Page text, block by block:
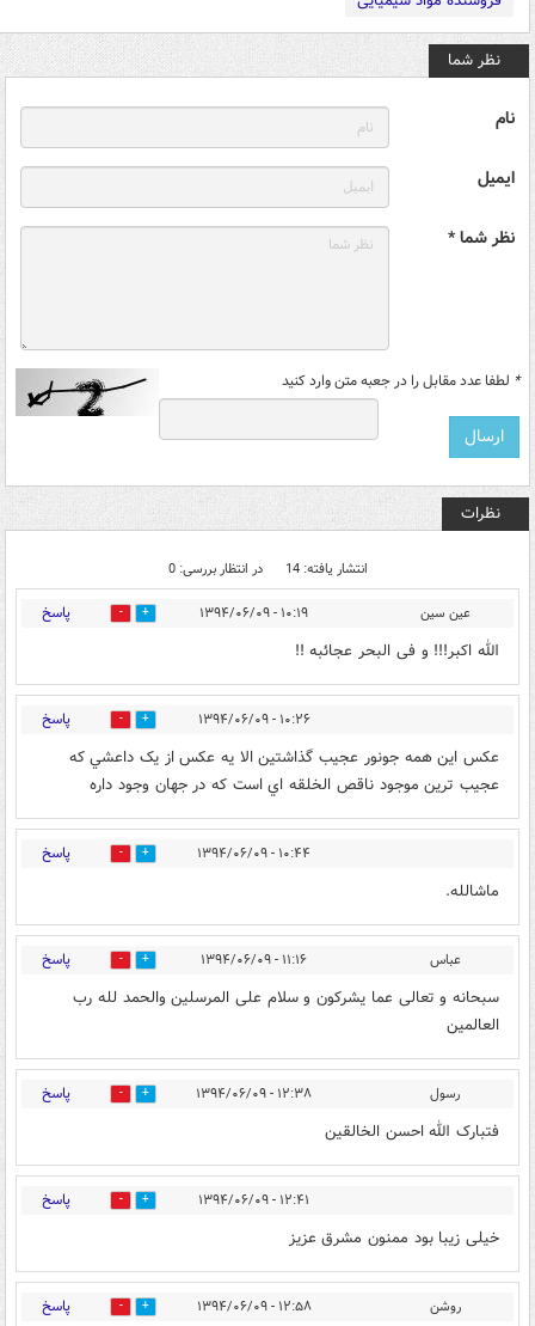
نظر شما
نام
ایمیل
نظر شما *
* لطفا عدد مقابل را در جعبه متن وارد کنید
نظرات
انتشار یافته: 14 در انتظار بررسی: 0
عین سین ۱۰:۱۹ - ۱۳۹۴/۰۶/۰۹ 0 پاسخ
الله اکبر!!! و فی البحر عجائبه !!
۱۰:۲۶ - ۱۳۹۴/۰۶/۰۹ 0 پاسخ
عکس اين همه جونور عجيب گذاشتين الا يه عکس از يک داعشي که
عجيب ترين موجود ناقص الخلقه اي است که در جهان وجود داره
۱۰:۴۴ - ۱۳۹۴/۰۶/۰۹ 0 پاسخ
ماشالله.
عباس ۱۱:۱۶ - ۱۳۹۴/۰۶/۰۹ 0 پاسخ
سبحانه و تعالی عما یشرکون و سلام علی المرسلین والحمد لله رب
العالمین
رسول ۱۲:۳۸ - ۱۳۹۴/۰۶/۰۹ 0 پاسخ
فتبارک الله احسن الخالقین
۱۲:۴۱ - ۱۳۹۴/۰۶/۰۹ 0 پاسخ
خيلى زيبا بود ممنون مشرق عزيز
روشن ۱۲:۵۸ - ۱۳۹۴/۰۶/۰۹ 0 پاسخ